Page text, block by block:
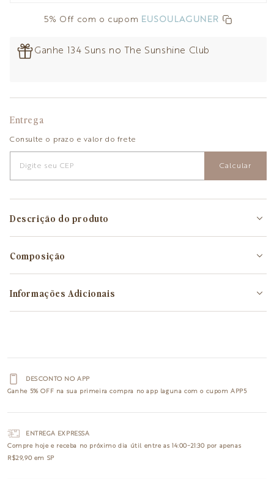
5% Off com o cupom EUSOULAGUNER
Ganhe 134 Suns no The Sunshine Club
Entrega
Consulte o prazo e valor do frete
Calcular
Descrição do produto
Composição
Informações Adicionais
DESCONTO NO APP
Ganhe 5% OFF na sua primeira compra no app laguna com o cupomAPP5
ENTREGA EXPRESSA
Compre hoje e receba no próximo dia útil entre as 14:00~21:30 por apenas
R$29,90 em SP